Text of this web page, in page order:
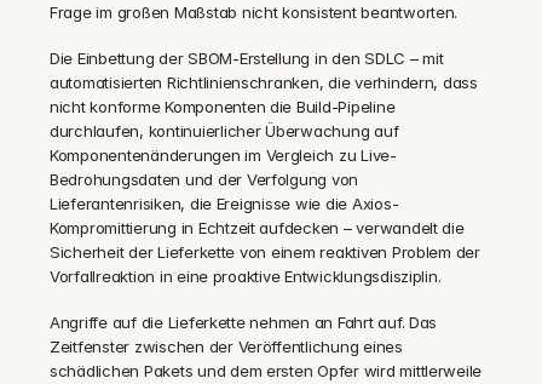
Frage im großen Maßstab nicht konsistent beantworten.
Die Einbettung der SBOM-Erstellung in den SDLC – mit
automatisierten Richtlinienschranken, die verhindern, dass
nicht konforme Komponenten die Build-Pipeline
durchlaufen, kontinuierlicher Überwachung auf
Komponentenänderungen im Vergleich zu Live-
Bedrohungsdaten und der Verfolgung von
Lieferantenrisiken, die Ereignisse wie die Axios-
Kompromittierung in Echtzeit aufdecken – verwandelt die
Sicherheit der Lieferkette von einem reaktiven Problem der
Vorfallreaktion in eine proaktive Entwicklungsdisziplin.
Angriffe auf die Lieferkette nehmen an Fahrt auf. Das
Zeitfenster zwischen der Veröffentlichung eines
schädlichen Pakets und dem ersten Opfer wird mittlerweile